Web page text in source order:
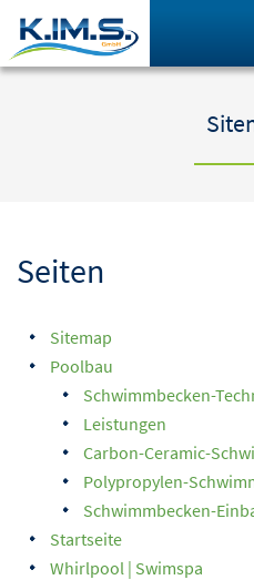
Seiten
Sitemap
Poolbau
Schwimmbecken-
Leistungen
Carbon-Ceramic-
Polypropylen-
Schwimmbecken-
Startseite
Whirlpool | Swimspa